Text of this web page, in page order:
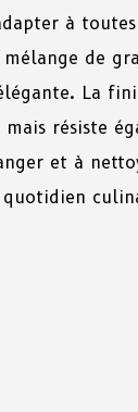
à toutes
de
La
résiste
et à